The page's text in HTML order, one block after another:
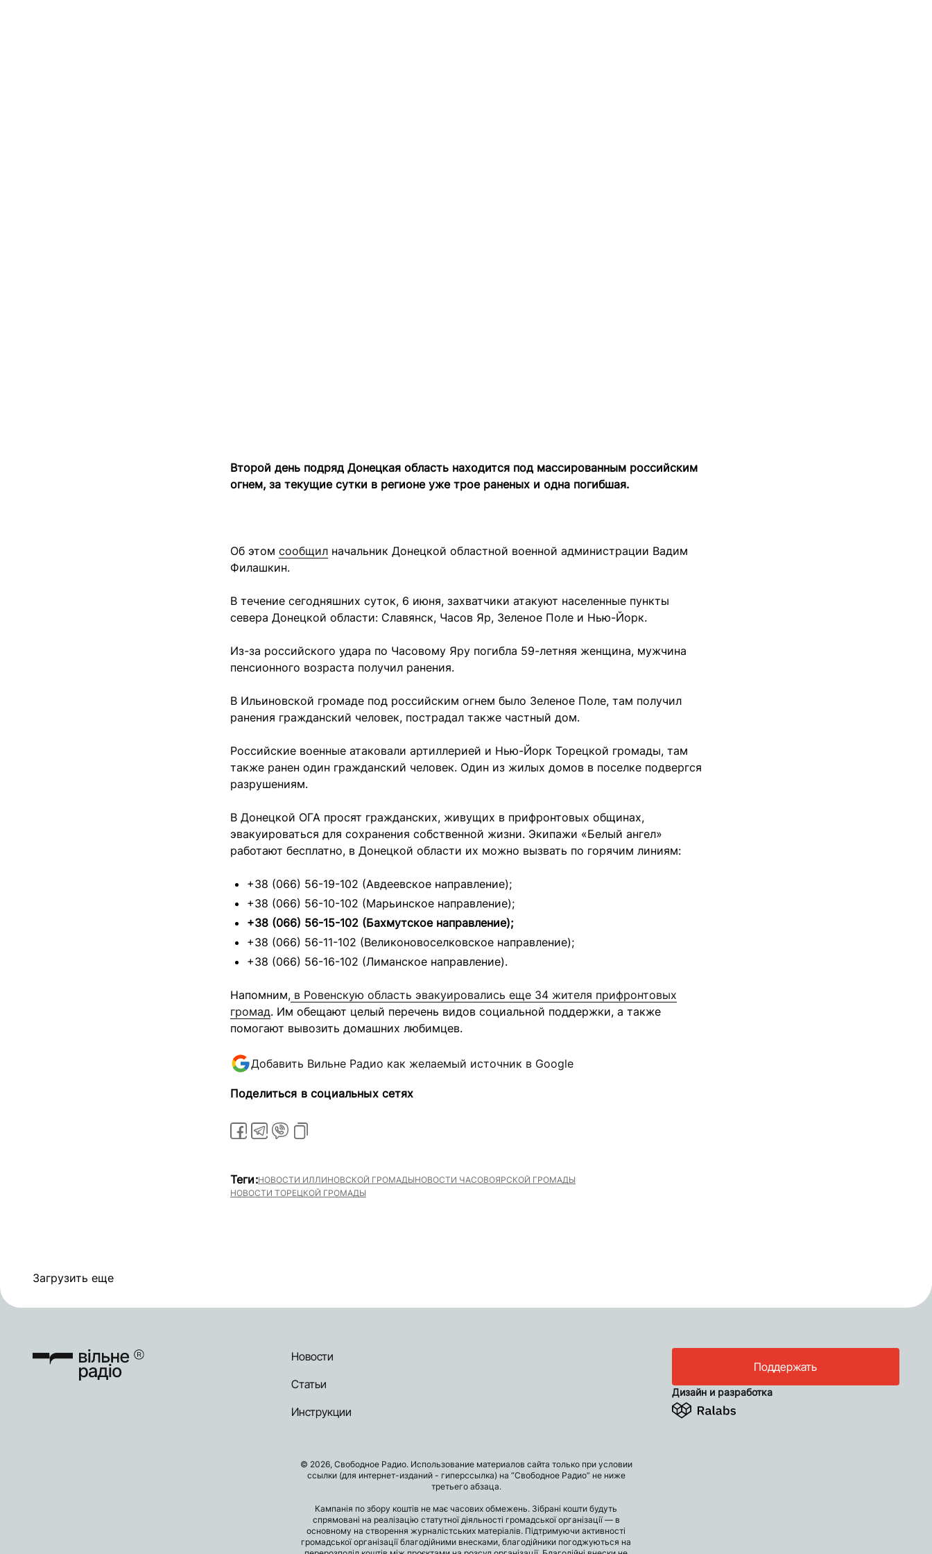
Второй день подряд Донецкая область находится под массированным российским
огнем, за текущие сутки в регионе уже трое раненых и одна погибшая.
Об этом сообщил начальник Донецкой областной военной администрации Вадим
Филашкин.
В течение сегодняшних суток, 6 июня, захватчики атакуют населенные пункты
севера Донецкой области: Славянск, Часов Яр, Зеленое Поле и Нью-Йорк.
Из-за российского удара по Часовому Яру погибла 59-летняя женщина, мужчина
пенсионного возраста получил ранения.
В Ильиновской громаде под российским огнем было Зеленое Поле, там получил
ранения гражданский человек, пострадал также частный дом.
Российские военные атаковали артиллерией и Нью-Йорк Торецкой громады, там
также ранен один гражданский человек. Один из жилых домов в поселке подвергся
разрушениям.
В Донецкой ОГА просят гражданских, живущих в прифронтовых общинах,
эвакуироваться для сохранения собственной жизни. Экипажи «Белый ангел»
работают бесплатно, в Донецкой области их можно вызвать по горячим линиям:
+38 (066) 56-19-102 (Авдеевское направление);
+38 (066) 56-10-102 (Марьинское направление);
+38 (066) 56-15-102 (Бахмутское направление);
+38 (066) 56-11-102 (Великоновоселковское направление);
+38 (066) 56-16-102 (Лиманское направление).
Напомним, в Ровенскую область эвакуировались еще 34 жителя прифронтовых
громад. Им обещают целый перечень видов социальной поддержки, а также
помогают вывозить домашних любимцев.
Добавить Вильне Радио как желаемый источник в Google
Поделиться в социальных сетях
Теги:НОВОСТИ ИЛЛИНОВСКОЙ ГРОМАДЫНОВОСТИ ЧАСОВОЯРСКОЙ ГРОМАДЫ
НОВОСТИ ТОРЕЦКОЙ ГРОМАДЫ
Загрузить еще
Новости
Статьи
Инструкции
Поддержать
Дизайн и разработка
© 2026, Свободное Радио. Использование материалов сайта только при условии
ссылки (для интернет-изданий - гиперссылка) на “Свободное Радио” не ниже
третьего абзаца.
Кампанія по збору коштів не має часових обмежень. Зібрані кошти будуть
спрямовані на реалізацію статутної діяльності громадської організації — в
основному на створення журналістських матеріалів. Підтримуючи активності
громадської організації благодійними внесками, благодійники погоджуються на